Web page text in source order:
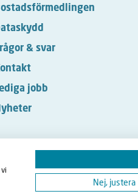
& svar
jobb
Instagram
Nej, justera